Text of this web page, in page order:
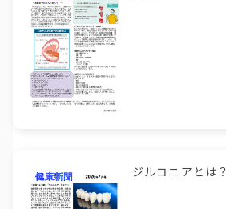
ジルコニアとは？